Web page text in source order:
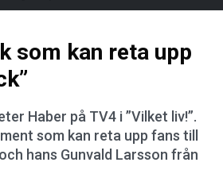
som kan reta upp
Haber på TV4 i ”Vilket liv!”.
som kan reta upp fans till
hans Gunvald Larsson från